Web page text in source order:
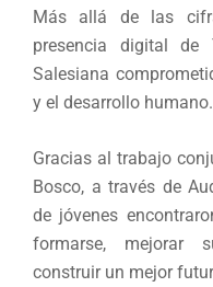
Más allá de las
presencia digital de
Salesiana
y el desarrollo humano.
Gracias al trabajo
Bosco, a través de
de jóvenes
formarse, mejorar
construir un mejor